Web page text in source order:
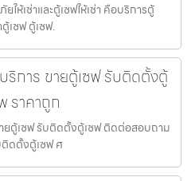
ห้เช่าและตู้เซฟให้เช่า คือบริการตู้
เซฟ ตู้เซฟ.
ริการ ขายตู้เซฟ รับติดตั้งตู้
ราคาถูก
ยตู้เซฟ รับติดตั้งตู้เซฟ ติดต่อสอบถาม
ติดตั้งตู้เซฟ ศ